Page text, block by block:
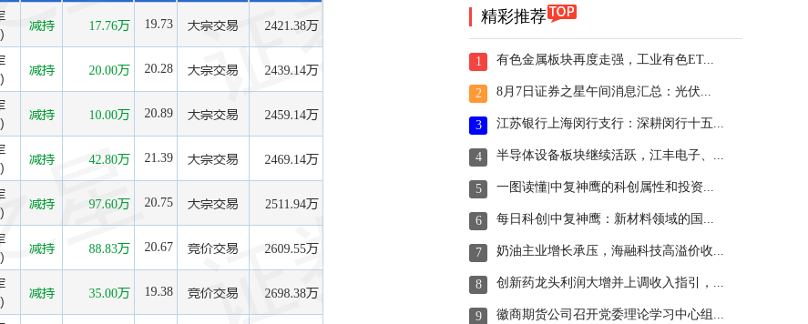
精彩推荐
1 有色金属板块再度走强，工业有色ET...
2 8月7日证券之星午间消息汇总：光伏...
3 江苏银行上海闵行支行：深耕闵行十五...
4 半导体设备板块继续活跃，江丰电子、...
5 一图读懂|中复神鹰的科创属性和投资...
6 每日科创|中复神鹰：新材料领域的国...
7 奶油主业增长承压，海融科技高溢价收...
8 创新药龙头利润大增并上调收入指引，...
9 徽商期货公司召开党委理论学习中心组...